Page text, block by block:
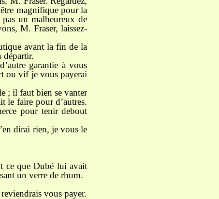
magnifique pour la
pas un malheureux de
M. Fraser, laissez-
avant la fin de la
départir.
garantie à vous
ou vif je vous payerai
; il faut bien se vanter
le faire pour d’autres.
pour tenir debout
dirai rien, je vous le
ce que Dubé lui avait
un verre de rhum.
vous payer.